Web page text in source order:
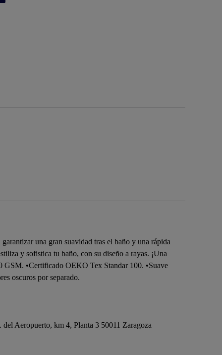
una gran suavidad tras el baño y una rápida
y sofistica tu baño, con su diseño a rayas. ¡Una
GSM. •Certificado OEKO Tex Standar 100. •Suave
oscuros por separado.
Aeropuerto, km 4, Planta 3 50011 Zaragoza